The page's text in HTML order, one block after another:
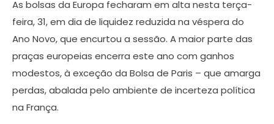
As bolsas da Europa fecharam em alta nesta terça-
feira, 31, em dia de liquidez reduzida na véspera do
Ano Novo, que encurtou a sessão. A maior parte das
praças europeias encerra este ano com ganhos
modestos, à exceção da Bolsa de Paris – que amarga
perdas, abalada pelo ambiente de incerteza política
na França.